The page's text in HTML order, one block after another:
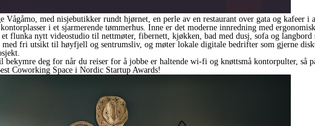
med nisjebutikker rundt hjørnet, en perle av en restaurant over gata og kafeer
kontorplasser i et sjarmerende tømmerhus. Inne er det moderne innredning med
et flunka nytt videostudio til nettmøter, fibernett, kjøkken, bad med dusj, sofa og
med fri utsikt til høyfjell og sentrumsliv, og møter lokale digitale bedrifter som gjerne
bekymre deg for når du reiser for å jobbe er haltende wi-fi og knøttsmå kontorpulter, så
Coworking Space i Nordic Startup Awards!